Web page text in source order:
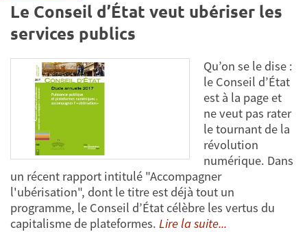
Le Conseil d’État veut ubériser les
services publics
Qu’on se le dise :
le Conseil d’État
est à la page et
ne veut pas rater
le tournant de la
révolution
numérique. Dans
un récent rapport intitulé "Accompagner
l'ubérisation", dont le titre est déjà tout un
programme, le Conseil d’État célèbre les vertus du
capitalisme de plateformes. Lire la suite...